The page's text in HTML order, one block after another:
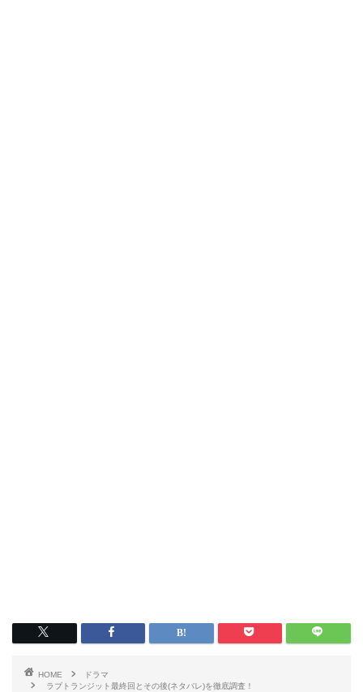
HOME
ドラマ
ラブトランジット最終回とその後(ネタバレ)を徹底調査！